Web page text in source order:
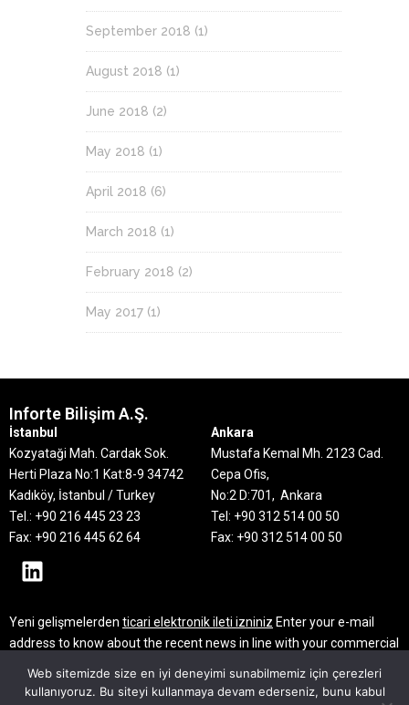
September 2018 (1)
August 2018 (1)
June 2018 (2)
May 2018 (1)
April 2018 (6)
March 2018 (1)
February 2018 (2)
May 2017 (1)
Inforte Bilişim A.Ş.
İstanbul
Kozyataği Mah. Cardak Sok.
Herti Plaza No:1 Kat:8-9 34742
Kadıköy, İstanbul / Turkey
Tel.: +90 216 445 23 23
Fax: +90 216 445 62 64
Ankara
Mustafa Kemal Mh. 2123 Cad.
Cepa Ofis,
No:2 D:701, Ankara
Tel: +90 312 514 00 50
Fax: +90 312 514 00 50
Yeni gelişmelerden ticari elektronik ileti izniniz Enter your e-mail
address to know about the recent news in line with your commercial
Web sitemizde size en iyi deneyimi sunabilmemiz için çerezleri
kullanıyoruz. Bu siteyi kullanmaya devam ederseniz, bunu kabul